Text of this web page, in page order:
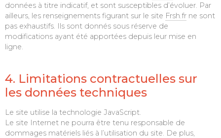
données à titre indicatif, et sont susceptibles d’évoluer. Par
ailleurs, les renseignements figurant sur le site Frsh.fr ne sont
pas exhaustifs. Ils sont donnés sous réserve de
modifications ayant été apportées depuis leur mise en
ligne.
4. Limitations contractuelles sur
les données techniques
Le site utilise la technologie JavaScript.
Le site Internet ne pourra être tenu responsable de
dommages matériels liés à l’utilisation du site. De plus,